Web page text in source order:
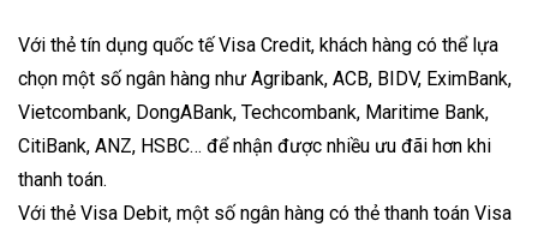
Với thẻ tín dụng quốc tế Visa Credit, khách hàng có thể lựa
chọn một số ngân hàng như Agribank, ACB, BIDV, EximBank,
Vietcombank, DongABank, Techcombank, Maritime Bank,
CitiBank, ANZ, HSBC… để nhận được nhiều ưu đãi hơn khi
thanh toán.
Với thẻ Visa Debit, một số ngân hàng có thẻ thanh toán Visa